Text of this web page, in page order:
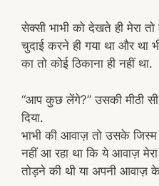
सेक्सी भाभी को देखते ही मेरा
चुदाई करने ही गया था और था
का तो कोई ठिकाना ही नहीं था.
“आप कुछ लेंगे?” उसकी मीठी
दिया.
भाभी की आवाज़ तो उसके
नहीं आ रहा था कि ये आवाज़
तोड़ने की थी या अपनी आवाज़